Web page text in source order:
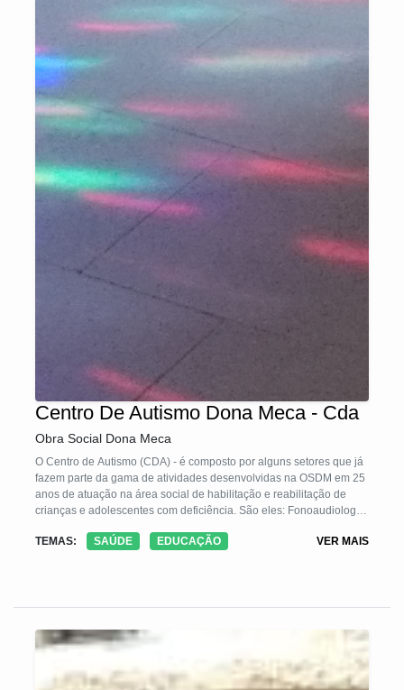
Centro De Autismo Dona Meca - Cda
Obra Social Dona Meca
O Centro de Autismo (CDA) - é composto por alguns setores que já
fazem parte da gama de atividades desenvolvidas na OSDM em 25
anos de atuação na área social de habilitação e reabilitação de
crianças e adolescentes com deficiência. São eles: Fonoaudiologia,
atividades a base do trabalho multidisciplinar de Estimulação
comunicação verbal e não-verbal, e alteração do comportamento.
TEMAS: SAÚDE EDUCAÇÃO VER MAIS